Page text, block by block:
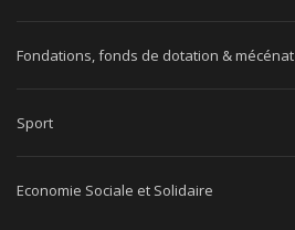
Fondations, fonds de dotation & mécénat
Sport
Economie Sociale et Solidaire